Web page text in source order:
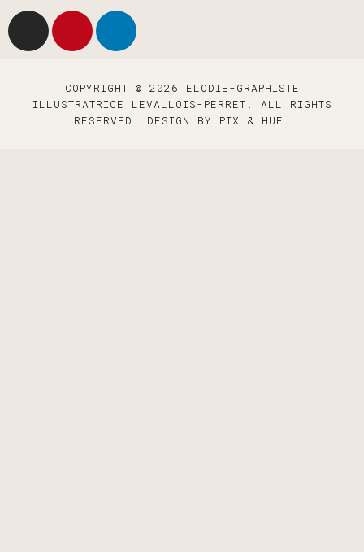
COPYRIGHT © 2026 ELODIE-GRAPHISTE
ILLUSTRATRICE LEVALLOIS-PERRET. ALL RIGHTS
RESERVED. DESIGN BY PIX & HUE.